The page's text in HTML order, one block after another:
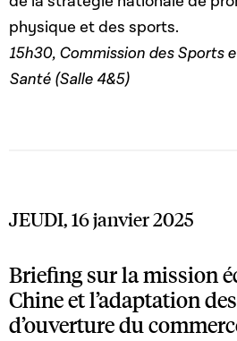
physique et des sports.
15h30, Commission des Sports
Santé (Salle 4&5)
JEUDI, 16 janvier 2025
Briefing sur la mission
Chine et l’adaptation
d’ouverture du